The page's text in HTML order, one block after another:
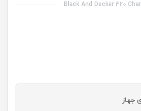
Black And Decker 420
جهاز